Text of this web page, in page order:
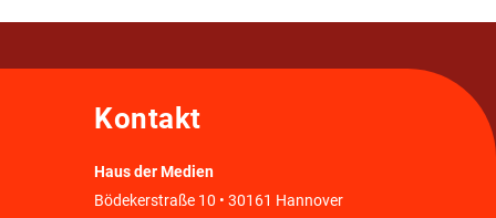
Kontakt
Haus der Medien
Bödekerstraße 10 • 30161 Hannover